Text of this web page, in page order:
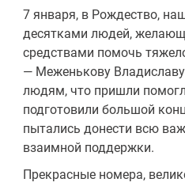
7 января, в Рождество,
десятками людей,
средствами помочь
— Меженькову
людям, что пришли
подготовили большой
пытались донести всю
взаимной поддержки.
Прекрасные номера,